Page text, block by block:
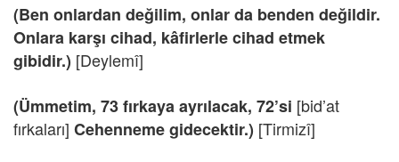
(Ben onlardan değilim, onlar da benden değildir.
Onlara karşı cihad, kâfirlerle cihad etmek
gibidir.) [Deylemî]
(Ümmetim, 73 fırkaya ayrılacak, 72’si [bid’at
fırkaları] Cehenneme gidecektir.) [Tirmizî]